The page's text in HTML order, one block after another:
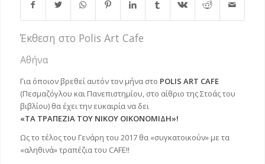
Έκθεση στο Polis Art Cafe
Αθήνα
Για όποιον βρεθεί αυτόν τον μήνα στο POLIS ART CAFΕ
(Πεσμαζόγλου και Πανεπιστημίου, στο αίθριο της Στοάς του
βιβλίου) θα έχει την ευκαιρία να δει
«ΤΑ ΤΡΑΠΕΖΙΑ ΤΟΥ ΝΙΚΟΥ ΟΙΚΟΝΟΜΙΔΗ»!
Ως το τέλος του Γενάρη του 2017 θα «συγκατοικούν» με τα
«αληθινά» τραπέζια του CAFΕ!!